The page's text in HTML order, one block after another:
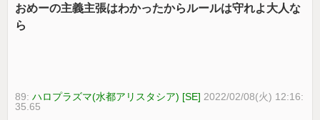
おめーの主義主張はわかったからルールは守れよ大人な
ら
89:ハロプラズマ(水都アリスタシア) [SE] 2022/02/08(火) 12:16:
35.65